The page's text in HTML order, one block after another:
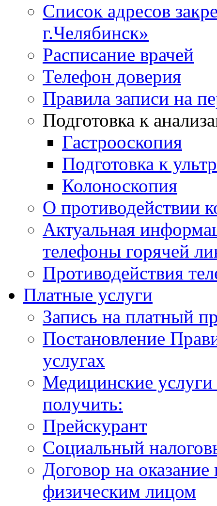
Список адресов
г.Челябинск»
Расписание врачей
Телефон доверия
Правила записи на
Подготовка к
Гастрооскопия
Подготовка к
Колоноскопия
О противодействии
Актуальная
телефоны горячей
Противодействия
Платные услуги
Запись на платный
Постановление
услугах
Медицинские
получить:
Прейскурант
Социальный
Договор на
физическим лицом